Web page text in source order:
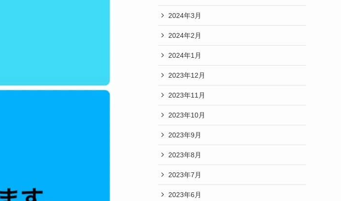
2024年3月
2024年2月
2024年1月
2023年12月
2023年11月
2023年10月
2023年9月
2023年8月
2023年7月
2023年6月